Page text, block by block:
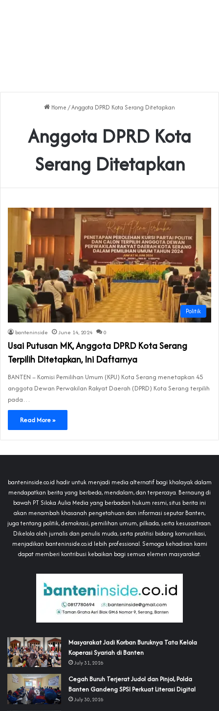
Home /Anggota DPRD Kota Serang Ditetapkan
Anggota DPRD Kota
Serang Ditetapkan
Politik
banteninside June 14, 2024 0
Usai Putusan MK, Anggota DPRD Kota Serang
Terpilih Ditetapkan, Ini Daftarnya
BANTEN – Komisi Pemilihan Umum (KPU) Kota Serang menetapkan 45
anggota Dewan Perwakilan Rakyat Daerah (DPRD) Kota Serang terpilih
pada…
Read More »
banteninside.co.id hadir untuk menjadi media alternatif bagi khalayak dalam
mendapatkan berita yang berbeda, mendalam, dan terpercaya. Bernaung di
bawah PT Siloka Aulia Media yang berbadan hukum resmi, situs berita ini
akan menambah khasanah pengetahuan dan informasi seputar Banten,
juga tentang politik, demokrasi, pemilihan umum, pilkada, serta kesusastraan.
Dikelola oleh jurnalis dan penulis muda, serta praktisi bidang komunikasi,
menjadikan banteninside.co.id lebih professional. Semoga kehadiran kami
dapat memberi kontribusi kebaikan bagi semua elemen masyarakat.
‎Masyarakat Jadi Korban Buruknya Tata Kelola
Koperasi Syariah di Banten
July 31, 2026
Cegah Buruh Terjerat Judol dan Pinjol, Polda
Banten Gandeng SPSI Perkuat Literasi Digital
July 30, 2026